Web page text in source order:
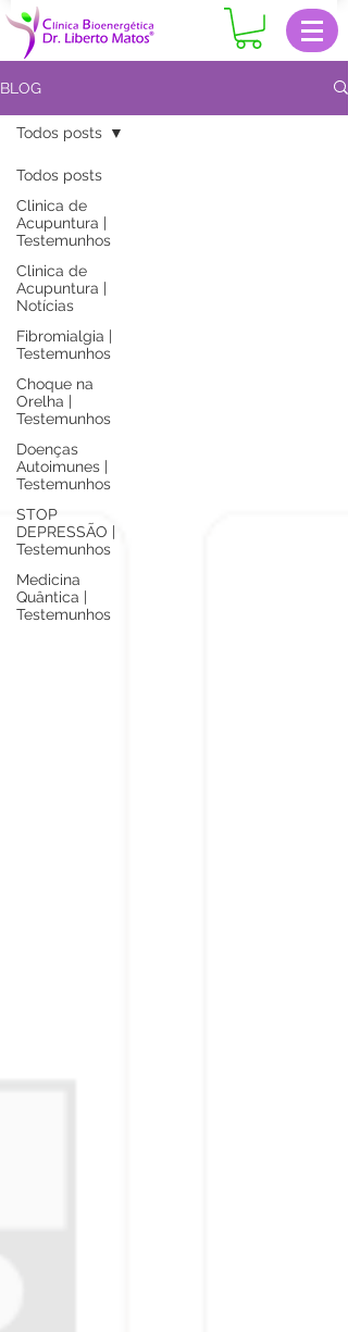
BLOG
Todos posts
Clinica de
Acupuntura |
Testemunhos
Clinica de
Acupuntura |
Notícias
Fibromialgia |
Testemunhos
Choque na
Orelha |
Testemunhos
Doenças
Autoimunes |
Testemunhos
STOP
DEPRESSÃO |
Testemunhos
Medicina
Quântica |
Testemunhos
Todos posts